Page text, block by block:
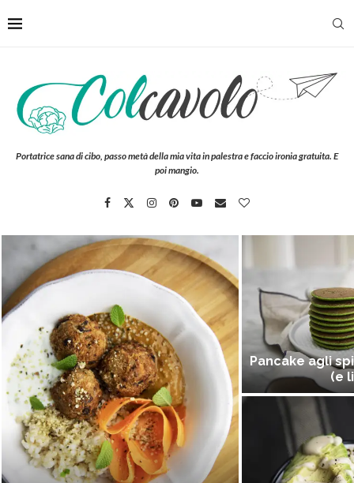
Portatrice sana di cibo, passo metà della mia vita in palestra e faccio ironia gratuita. E
poi mangio.
Pancake agli
(e